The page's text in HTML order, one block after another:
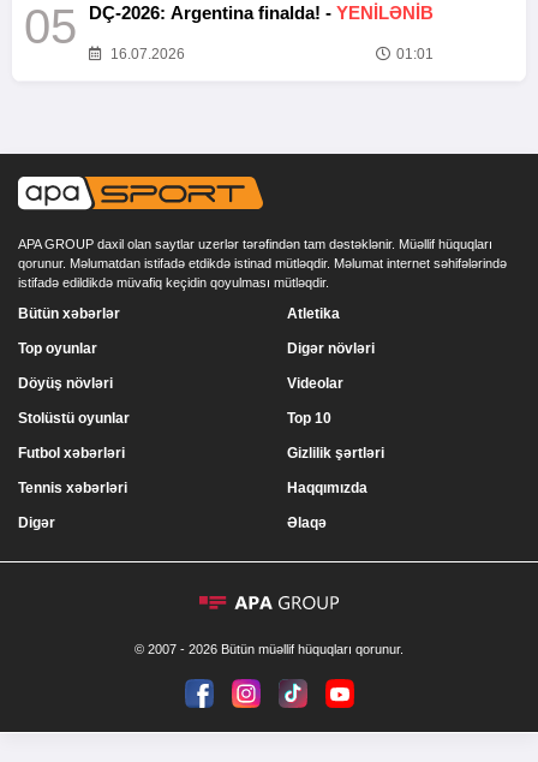
05 DÇ-2026: Argentina finalda! - YENİLƏNİB
16.07.2026 01:01
APA GROUP daxil olan saytlar uzerlər tərəfindən tam dəstəklənir. Müəllif hüquqları
qorunur. Məlumatdan istifadə etdikdə istinad mütləqdir. Məlumat internet səhifələrində
istifadə edildikdə müvafiq keçidin qoyulması mütləqdir.
Bütün xəbərlər
Top oyunlar
Döyüş növləri
Stolüstü oyunlar
Atletika
Digər növləri
Videolar
Top 10
Futbol xəbərləri
Tennis xəbərləri
Digər
Gizlilik şərtləri
Haqqımızda
Əlaqə
© 2007 - 2026 Bütün müəllif hüquqları qorunur.